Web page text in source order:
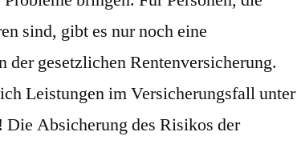
sind, gibt es nur noch eine
der gesetzlichen Rentenversicherung.
Leistungen im Versicherungsfallunter
! Die Absicherung des Risikos der